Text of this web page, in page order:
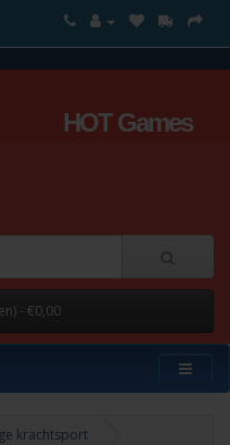
HOT Games
- €0,00
krachtsport